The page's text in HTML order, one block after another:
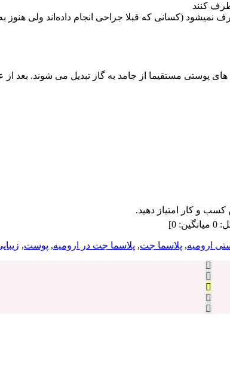
کنند
(کسانی که قبلا جراحی انجام داده‌اند ولی هنوز به
پوستی مستقیما از جامد به گاز تبدیل می شوند. بعد
کسب و کار امتیاز دهید.
0 میانگین:0
]
ارومیه, پلاسما جت, پلاسما جت در ارومیه, پوست,